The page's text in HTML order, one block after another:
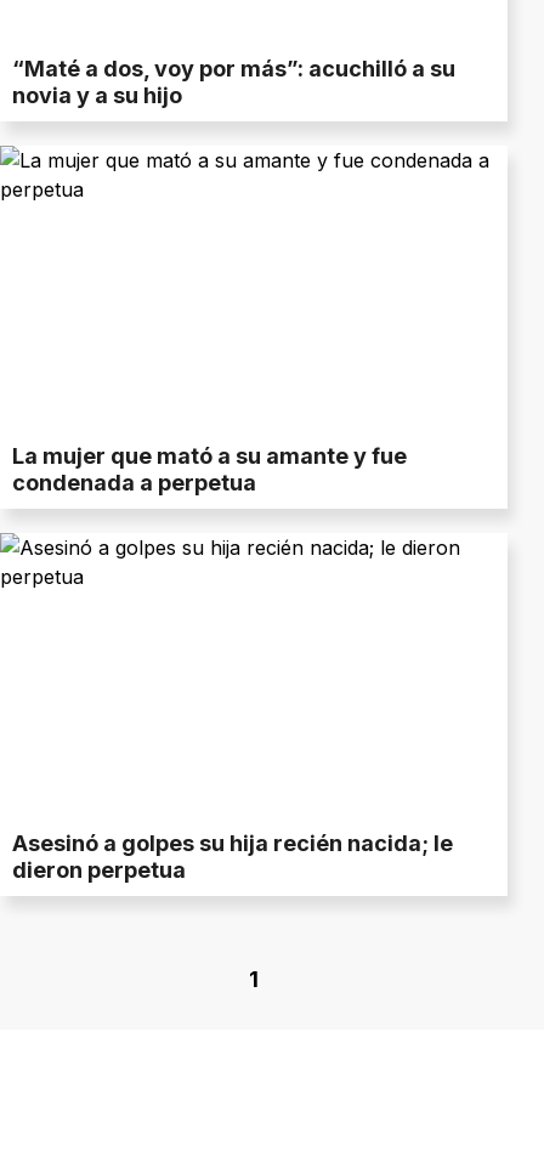
“Maté a dos, voy por más”: acuchilló a su
novia y a su hijo
La mujer que mató a su amante y fue
condenada a perpetua
Asesinó a golpes su hija recién nacida; le
dieron perpetua
1